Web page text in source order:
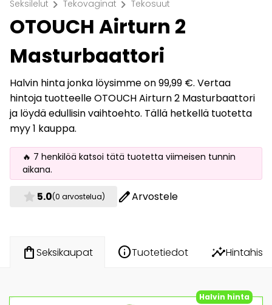
Seksilelut chevron_right Tekovaginat chevron_right Tekosuut
OTOUCH Airturn 2
Masturbaattori
Halvin hinta jonka löysimme on 99,99 €. Vertaa
hintoja tuotteelle OTOUCH Airturn 2 Masturbaattori
ja löydä edullisin vaihtoehto. Tällä hetkellä tuotetta
myy 1 kauppa.
🔥 7 henkilöä katsoi tätä tuotetta viimeisen tunnin
aikana.
star 5.0(0 arvostelua) editArvostele
shopping_bagSeksikaupat infoTuotetiedot insights
Halvin hinta